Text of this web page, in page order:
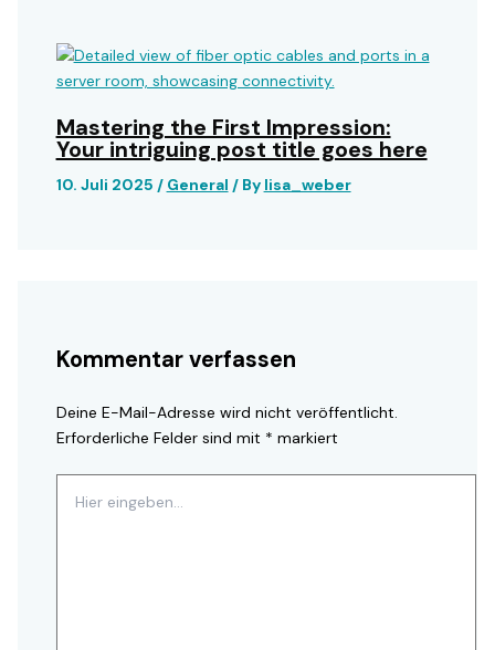
Mastering the First Impression:
Your intriguing post title goes here
10. Juli 2025 / General / By lisa_weber
Kommentar verfassen
Deine E-Mail-Adresse wird nicht veröffentlicht.
Erforderliche Felder sind mit * markiert
eingeben…